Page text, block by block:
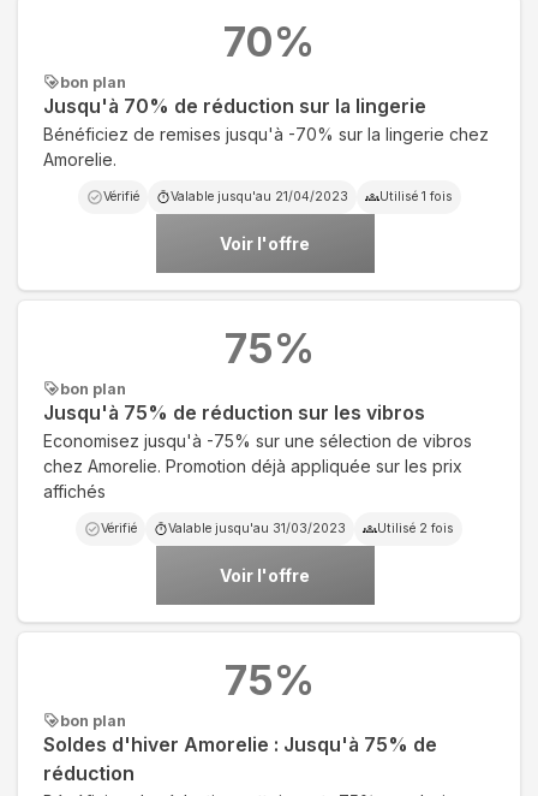
bon plan
Jusqu'à 70% de réduction sur la lingerie
Bénéficiez de remises jusqu'à -70% sur la lingerie chez
Amorelie.
Vérifié Valable jusqu'au 21/04/2023 Utilisé 1 fois
Voir l'offre
70%
bon plan
Jusqu'à 75% de réduction sur les vibros
Economisez jusqu'à -75% sur une sélection de vibros
chez Amorelie. Promotion déjà appliquée sur les prix
affichés
Vérifié Valable jusqu'au 31/03/2023 Utilisé 2 fois
Voir l'offre
75%
bon plan
Soldes d'hiver Amorelie : Jusqu'à 75% de
réduction
75%